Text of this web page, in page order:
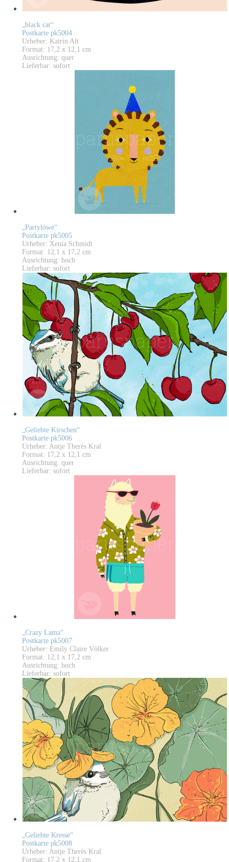
„black cat“
Postkarte pk5004
Urheber: Katrin Alt
Format: 17,2 x 12,1 cm
Ausrichtung: quer
Lieferbar: sofort
„Partylöwe“
Postkarte pk5005
Urheber: Xenia Schmidt
Format: 12,1 x 17,2 cm
Ausrichtung: hoch
Lieferbar: sofort
„Geliebte Kirschen“
Postkarte pk5006
Urheber: Antje Therés Kral
Format: 17,2 x 12,1 cm
Ausrichtung: quer
Lieferbar: sofort
„Crazy Lama“
Postkarte pk5007
Urheber: Emily Claire Völker
Format: 12,1 x 17,2 cm
Ausrichtung: hoch
Lieferbar: sofort
„Geliebte Kresse“
Postkarte pk5008
Urheber: Antje Therés Kral
Format: 17,2 x 12,1 cm